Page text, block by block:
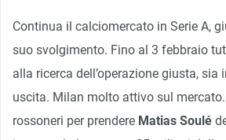
Continua il calciomercato in Serie A,
suo svolgimento. Fino al 3 febbraio
alla ricerca dell’operazione giusta, sia
uscita. Milan molto attivo sul
rossoneri per prendere Matias Soulé